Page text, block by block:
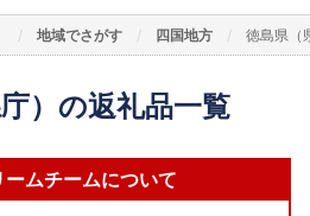
地域でさがす 四国地方 徳島県（
）の返礼品一覧
ムチームについて